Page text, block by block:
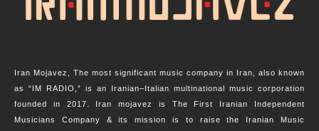
Iran Mojavez, The most significant music company in Iran, also known
as “IM RADIO,” is an Iranian–Italian multinational music corporation
founded in 2017. Iran mojavez is The First Iranian Independent
Musicians Company & its mission is to raise the Iranian Music